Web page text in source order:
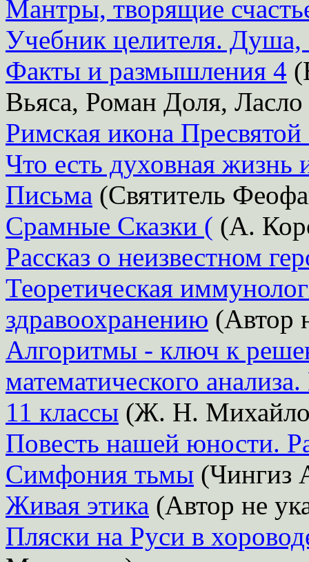
Мантры, творящие
Учебник целителя. Душа,
Факты и размышления 4
Вьяса, Роман Доля,
Римская икона
Что есть духовная жизнь
Письма (Святитель
Срамные Сказки ( (А.
Рассказ о неизвестном
Теоретическая
здравоохранению (Автор
Алгоритмы - ключ к
математического
11 классы (Ж. Н.
Повесть нашей юности.
Симфония тьмы (Чингиз
Живая этика (Автор не
Пляски на Руси в